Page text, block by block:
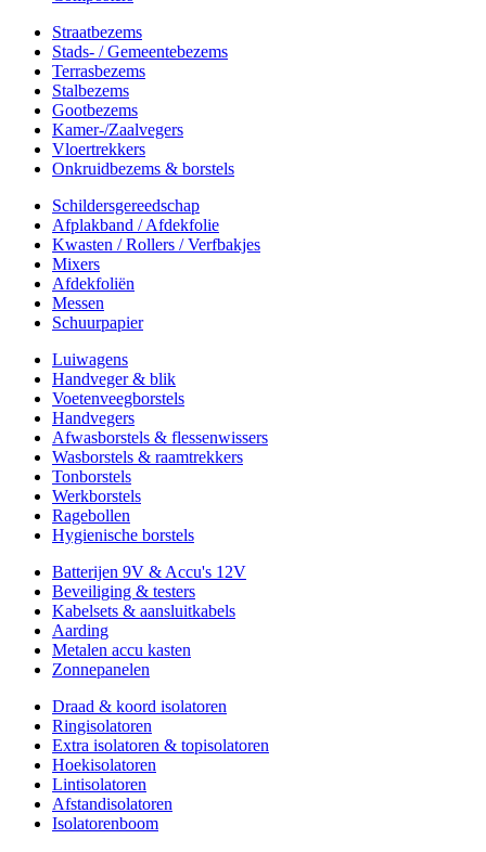
Straatbezems
Stads- / Gemeentebezems
Terrasbezems
Stalbezems
Gootbezems
Kamer-/Zaalvegers
Vloertrekkers
Onkruidbezems & borstels
Schildersgereedschap
Afplakband / Afdekfolie
Kwasten / Rollers / Verfbakjes
Mixers
Afdekfoliën
Messen
Schuurpapier
Luiwagens
Handveger & blik
Voetenveegborstels
Handvegers
Afwasborstels & flessenwissers
Wasborstels & raamtrekkers
Tonborstels
Werkborstels
Ragebollen
Hygienische borstels
Batterijen 9V & Accu's 12V
Beveiliging & testers
Kabelsets & aansluitkabels
Aarding
Metalen accu kasten
Zonnepanelen
Draad & koord isolatoren
Ringisolatoren
Extra isolatoren & topisolatoren
Hoekisolatoren
Lintisolatoren
Afstandisolatoren
Isolatorenboom